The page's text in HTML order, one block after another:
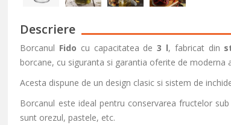
Descriere
Borcanul Fido cu capacitatea de3 l, fabricat din
borcane, cu siguranta si garantia oferite de moderna
Acesta dispune de un design clasic si sistem de
Borcanul este ideal pentru conservarea fructelor
sunt orezul, pastele, etc.